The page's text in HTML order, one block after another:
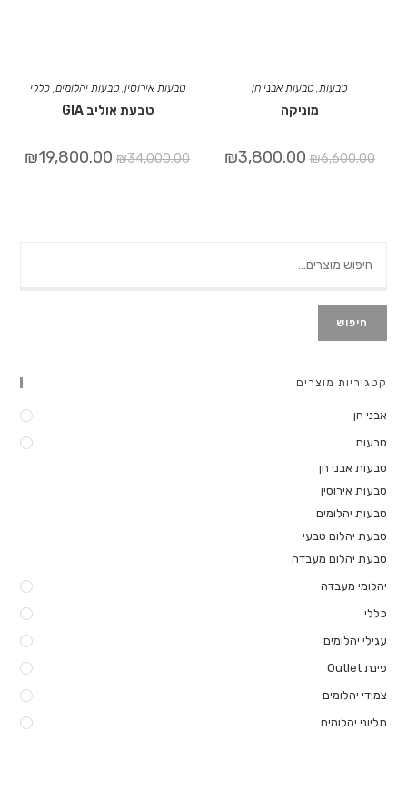
טבעות אירוסין ,טבעות יהלומים ,כללי
טבעת אוליב GIA
₪34,000.00
₪19,800.00
טבעות ,טבעות אבני חן
מוניקה
₪6,600.00
₪3,800.00
חיפוש
קטגוריות מוצרים
אבני חן
טבעות
טבעות אבני חן
טבעות אירוסין
טבעות יהלומים
טבעת יהלום טבעי
טבעת יהלום מעבדה
יהלומי מעבדה
כללי
עגילי יהלומים
פינת Outlet
צמידי יהלומים
תליוני יהלומים